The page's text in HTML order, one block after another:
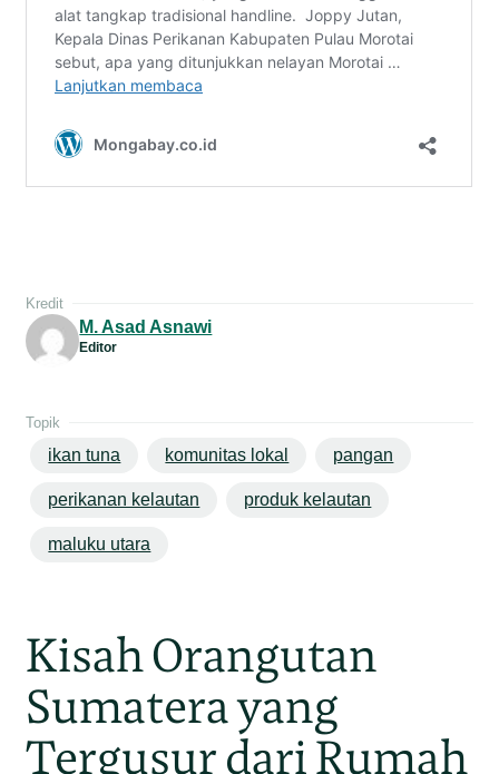
Kredit
M. Asad Asnawi
Editor
Topik
ikan tuna komunitas lokal pangan
perikanan kelautan produk kelautan
maluku utara
Kisah Orangutan
Sumatera yang
Tergusur dari Rumah